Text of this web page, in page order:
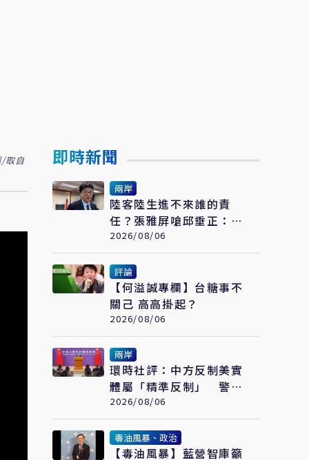
/取自
即時新聞
兩岸
陸客陸生進不來誰的責
任？張雅屏嗆邱垂正：別
藏起台灣這把鑰匙
2026/08/06
評論
【何溢誠專欄】台糖事不
關己 高高掛起？
2026/08/06
兩岸
環時社評：中方反制美實
體屬「精準反制」 警告
美若持續制裁北京將採更
強措施
2026/08/06
毒油風暴、政治
【毒油風暴】藍營智庫籲